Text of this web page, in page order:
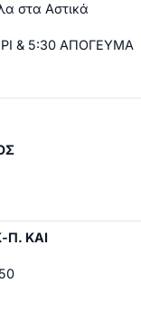
στα Αστικά
& 5:30 ΑΠΟΓΕΥΜΑ
ΚΑΙ